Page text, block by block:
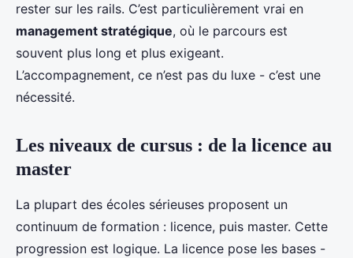
rester sur les rails. C’est particulièrement vrai en
management stratégique, où le parcours est
souvent plus long et plus exigeant.
L’accompagnement, ce n’est pas du luxe - c’est une
nécessité.
Les niveaux de cursus : de la licence au
master
La plupart des écoles sérieuses proposent un
continuum de formation : licence, puis master. Cette
progression est logique. La licence pose les bases -